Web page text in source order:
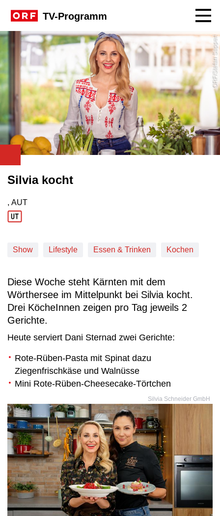
TV-Programm
ORF/Stefan Sappert
Silvia kocht
Produktionsland: AUT
, AUT
Show Lifestyle Essen & Trinken Kochen
Diese Woche steht Kärnten mit dem
Wörthersee im Mittelpunkt bei Silvia kocht.
Drei KöcheInnen zeigen pro Tag jeweils 2
Gerichte.
Heute serviert Dani Sternad zwei Gerichte:
Rote-Rüben-Pasta mit Spinat dazu
Ziegenfrischkäse und Walnüsse
Mini Rote-Rüben-Cheesecake-Törtchen
Silvia Schneider GmbH